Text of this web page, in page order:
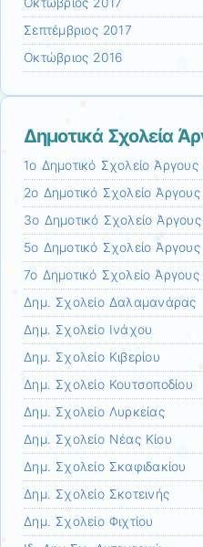
Σεπτέμβριος 2017
Οκτώβριος 2016
Δημοτικά Σχολεία
1ο Δημοτικό Σχολείο Άργους
2ο Δημοτικό Σχολείο Άργους
3ο Δημοτικό Σχολείο Άργους
5ο Δημοτικό Σχολείο Άργους
7ο Δημοτικό Σχολείο Άργους
Δημ. Σχολείο Δαλαμανάρας
Δημ. Σχολείο Ινάχου
Δημ. Σχολείο Κιβερίου
Δημ. Σχολείο Κουτσοποδίου
Δημ. Σχολείο Λυρκείας
Δημ. Σχολείο Νέας Κίου
Δημ. Σχολείο Σκαφιδακίου
Δημ. Σχολείο Σκοτεινής
Δημ. Σχολείο Φιχτίου